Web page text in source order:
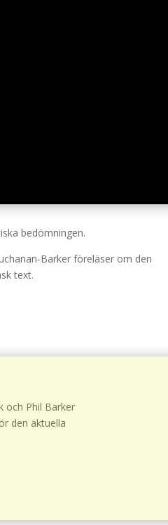
bedömningen.
Barker föreläser om den
text.
och Phil Barker
den aktuella